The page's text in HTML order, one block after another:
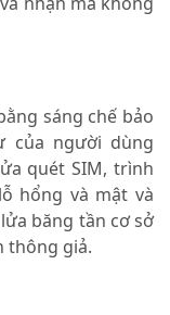
sáng chế bảo
của người dùng
quét SIM, trình
hổng và mật và
băng tần cơ sở
thông giả.